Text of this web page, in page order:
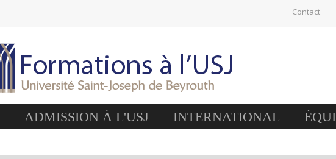
Contact
ADMISSION À L'USJ INTERNATIONAL